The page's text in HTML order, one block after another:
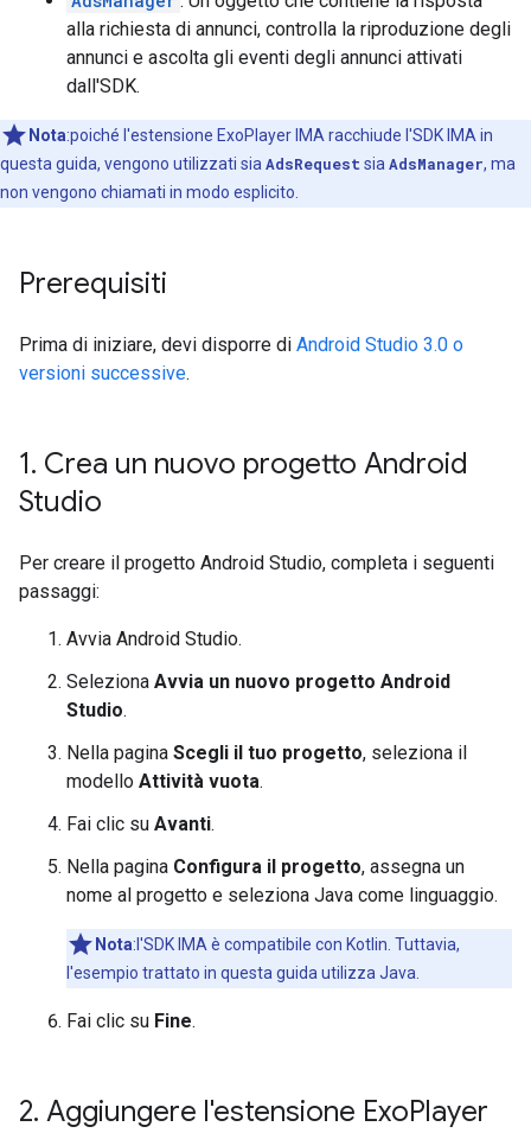
alla richiesta di annunci, controlla la riproduzione degli
annunci e ascolta gli eventi degli annunci attivati
dall'SDK.
Nota:poiché l'estensione ExoPlayer IMA racchiude l'SDK IMA in
questa guida, vengono utilizzati sia AdsRequest sia AdsManager, ma
non vengono chiamati in modo esplicito.
Prerequisiti
Prima di iniziare, devi disporre di Android Studio 3.0 o
versioni successive.
1. Crea un nuovo progetto Android
Studio
Per creare il progetto Android Studio, completa i seguenti
passaggi:
Avvia Android Studio.
Seleziona Avvia un nuovo progetto Android
Studio.
Nella pagina Scegli il tuo progetto, seleziona il
modello Attività vuota.
Fai clic su Avanti.
Nella pagina Configura il progetto, assegna un
nome al progetto e seleziona Java come linguaggio.
Nota:l'SDK IMA è compatibile con Kotlin. Tuttavia,
l'esempio trattato in questa guida utilizza Java.
Fai clic su Fine.
2. Aggiungere l'estensione ExoPlayer